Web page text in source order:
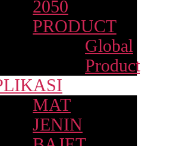
2050
PRODUCT
Global
Product
MAT
JENIN